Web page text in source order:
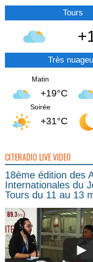
Tours
Très
Matin
+19°C
Soirée
+31°C
CITERADIO LIVE VIDEO
18ème édition des
Internationales du
Tours du 11 au 13